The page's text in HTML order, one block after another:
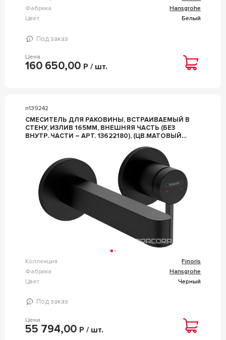
Фабрика
Hansgrohe
Цвет
Белый
Под заказ
Цена
160 650,00 Р / шт.
n139242
СМЕСИТЕЛЬ ДЛЯ РАКОВИНЫ, ВСТРАИВАЕМЫЙ В
СТЕНУ, ИЗЛИВ 165ММ, ВНЕШНЯЯ ЧАСТЬ (БЕЗ
ВНУТР. ЧАСТИ – АРТ. 13622180), (ЦВ.МАТОВЫЙ
Коллекция
Finoris
Фабрика
Hansgrohe
Цвет
Черный
Под заказ
Цена
55 794,00 Р / шт.